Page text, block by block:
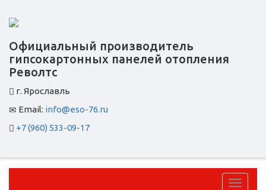
Официальный производитель
гипсокартонных панелей отопления
Револтс
г. Ярославль
Email: info@eso-76.ru
+7 (960) 533-09-17